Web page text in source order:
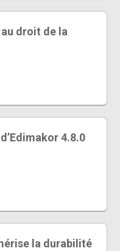
droit de la
4.8.0
la durabilité